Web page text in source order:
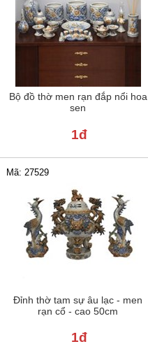
Bộ đồ thờ men rạn đắp nổi hoa
sen
1đ
Đỉnh thờ tam sự âu lạc - men
rạn cổ - cao 50cm
Mã: 27529
1đ